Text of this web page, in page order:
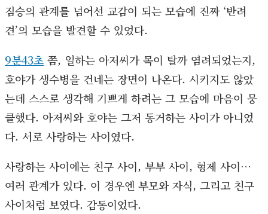
짐승의 관계를 넘어선 교감이 되는 모습에 진짜 ‘반려
견’의 모습을 발견할 수 있었다.
9분43초 쯤, 일하는 아저씨가 목이 탈까 염려되었는지,
호야가 생수병을 건네는 장면이 나온다. 시키지도 않았
는데 스스로 생각해 기쁘게 하려는 그 모습에 마음이 뭉
클했다. 아저씨와 호야는 그저 동거하는 사이가 아니었
다. 서로 사랑하는 사이였다.
사랑하는 사이에는 친구 사이, 부부 사이, 형제 사이…
여러 관계가 있다. 이 경우엔 부모와 자식, 그리고 친구
사이처럼 보였다. 감동이었다.